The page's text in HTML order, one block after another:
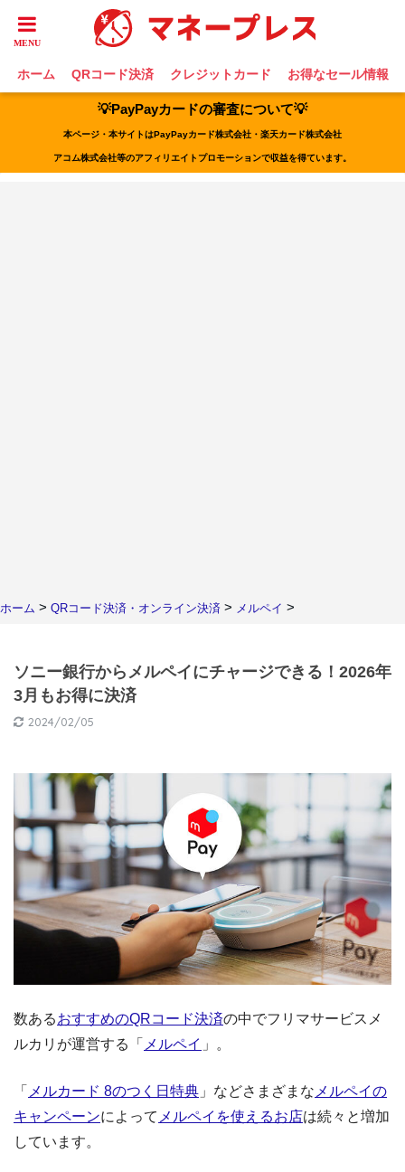
ホーム QRコード決済 クレジットカード お得なセール情報
💡PayPayカードの審査について💡
本ページ・本サイトはPayPayカード株式会社・楽天カード株式会社
アコム株式会社等のアフィリエイトプロモーションで収益を得ています。
ホーム > QRコード決済・オンライン決済 > メルペイ >
ソニー銀行からメルペイにチャージできる！2026年
3月もお得に決済
2024/02/05
数あるおすすめのQRコード決済の中でフリマサービスメ
ルカリが運営する「 メルペイ 」。
「 メルカード 8のつく日特典 」などさまざまな メルペイの
キャンペーンによって メルペイを使えるお店は続々と増加
しています。